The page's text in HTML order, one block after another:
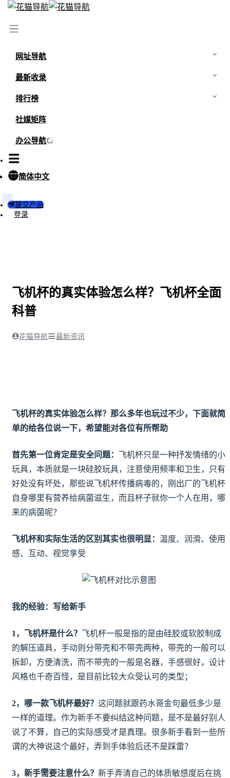
网址导航
最新收录
排行榜
社媒矩阵
办公导航
简体中文
提交产品
登录
飞机杯的真实体验怎么样？飞机杯全面
科普
花猫导航 最新资讯
飞机杯的真实体验怎么样？那么多年也玩过不少，下面就简
单的给各位说一下，希望能对各位有所帮助
首先第一位肯定是安全问题： 飞机杯只是一种抒发情绪的小
玩具，本质就是一块硅胶玩具，注意使用频率和卫生，只有
好处没有坏处，那些说飞机杯传播病毒的，刚出厂的飞机杯
自身哪里有营养给病菌滋生，而且杯子就你一个人在用，哪
来的病菌呢？
飞机杯和实际生活的区别其实也很明显： 温度、润滑、使用
感、互动、视觉享受
我的经验：写给新手
1，飞机杯是什么？ 飞机杯一般是指的是由硅胶或软胶制成
的解压道具，手动则分带壳和不带壳两种，带壳的一般可以
拆卸，方便清洗，而不带壳的一般是名器，手感很好，设计
风格也千奇百怪，是目前比较大众受认可的类型；
2，哪一款飞机杯最好？ 这问题就跟药水哥金句最低多少是
一样的道理。作为新手不要纠结这种问题，是不是最好别人
说了不算，自己的实际感受才是真理。很多新手看到一些所
谓的大神说这个最好，弄到手体验后还不是踩雷？
3，新手需要注意什么？ 新手弄清自己的体质敏感度后在挑